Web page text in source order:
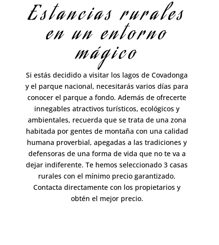
Estancias rurales
en un entorno
mágico
Si estás decidido a visitar los lagos de Covadonga
y el parque nacional, necesitarás varios días para
conocer el parque a fondo. Además de ofrecerte
innegables atractivos turísticos, ecológicos y
ambientales, recuerda que se trata de una zona
habitada por gentes de montaña con una calidad
humana proverbial, apegadas a las tradiciones y
defensoras de una forma de vida que no te va a
dejar indiferente. Te hemos seleccionado 3 casas
rurales con el mínimo precio garantizado.
Contacta directamente con los propietarios y
obtén el mejor precio.